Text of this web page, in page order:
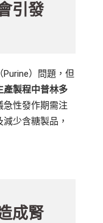
引發
）問題，但
產製程中普林多
急性發作期需注
少含糖製品，
成腎